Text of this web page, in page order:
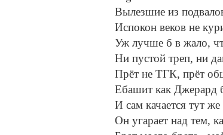
Вылезшие из
Испокон веков не
Уж лучше б в жало,
Ни пустой треп, ни
Прёт не ТГК, прёт
Ебашит как Джерард
И сам качается тут
Он угарает над тем,